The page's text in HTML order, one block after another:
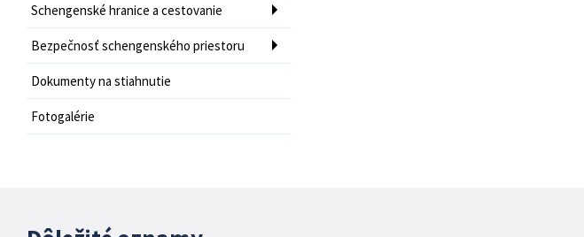
Schengenské hranice a cestovanie
Bezpečnosť schengenského priestoru
Dokumenty na stiahnutie
Fotogalérie